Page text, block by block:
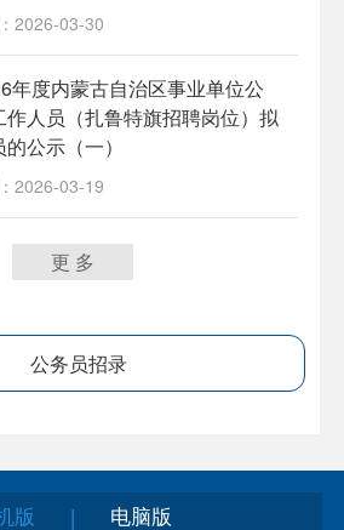
2026-03-30
年度内蒙古自治区事业单位公
作人员（扎鲁特旗招聘岗位）拟
公示（一）
2026-03-19
更 多
公务员招录
版 | 电脑版